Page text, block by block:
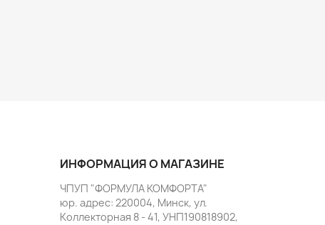
ИНФОРМАЦИЯ О МАГАЗИНЕ
ЧПУП "ФОРМУЛА КОМФОРТА"
юр. адрес: 220004, Минск, ул.
Коллекторная 8 - 41, УНП190818902,